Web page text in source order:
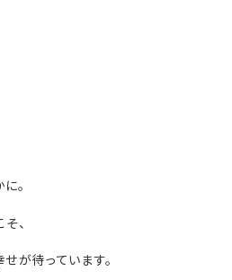
。
、
が待っています。